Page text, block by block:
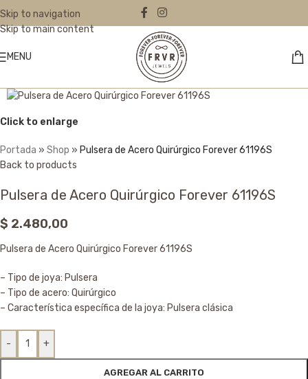
Skip to navigation
Skip to main content
MENU
Click to enlarge
Portada » Shop » Pulsera de Acero Quirúrgico Forever 61196S
Back to products
Pulsera de Acero Quirúrgico Forever 61196S
$ 2.480,00
Pulsera de Acero Quirúrgico Forever 61196S
– Tipo de joya: Pulsera
– Tipo de acero: Quirúrgico
– Característica específica de la joya: Pulsera clásica
- +
AGREGAR AL CARRITO